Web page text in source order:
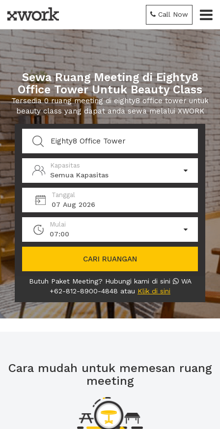
Call Now
Sewa Ruang Meeting di Eighty8
Office Tower Untuk Beauty Class
Tersedia 0 ruang meeting di eighty8 office tower untuk
beauty class yang dapat anda sewa melalui XWORK
Kapasitas
Semua Kapasitas
Tanggal
07 Aug 2026
Mulai
07:00
CARI RUANGAN
Butuh Paket Meeting? Hubungi kami di sini
WA
+62-812-8900-4848 atau Klik di sini
Cara mudah untuk memesan ruang
meeting